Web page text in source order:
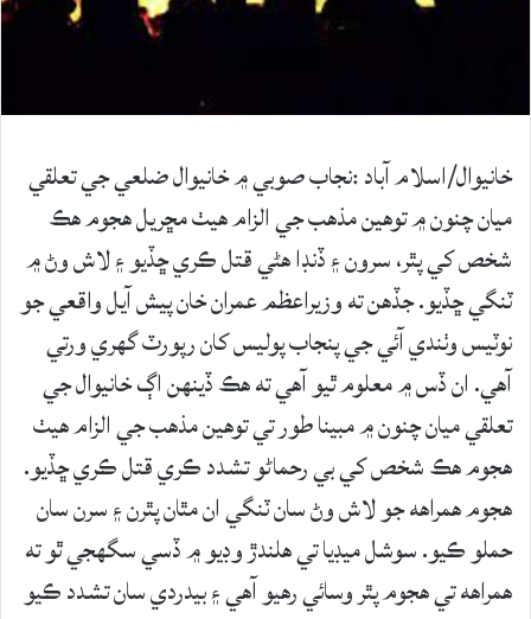
خانيوال/اسلام آباد :نجاب صوبي ۾ خانيوال ضلعي جي تعلقي
ميان چنون ۾ توهين مذهب جي الزام هيٺ مڇريل هجوم هڪ
شخص کي پٿر، سرون ۽ ڏنڊا هڻي قتل ڪري ڇڏيو ۽ لاش وڻ ۾
ٽنگي ڇڏيو. جڏهن ته وزيراعظم عمران خان پيش آيل واقعي جو
نوٽيس وٺندي آئي جي پنجاب پوليس کان رپورٽ گهري ورتي
آهي. ان ڏس ۾ معلوم ٿيو آهي ته هڪ ڏينهن اڳ خانيوال جي
تعلقي ميان چنون ۾ مبينا طور تي توهين مذهب جي الزام هيٺ
هجوم هڪ شخص کي بي رحماڻو تشدد ڪري قتل ڪري ڇڏيو.
هجوم همراهه جو لاش وڻ سان ٽنگي ان مٿان پٿرن ۽ سرن سان
حملو ڪيو. سوشل ميڊيا تي هلندڙ وڊيو ۾ ڏسي سگهجي ٿو ته
همراهه تي هجوم پٿر وسائي رهيو آهي ۽ بيدردي سان تشدد ڪيو